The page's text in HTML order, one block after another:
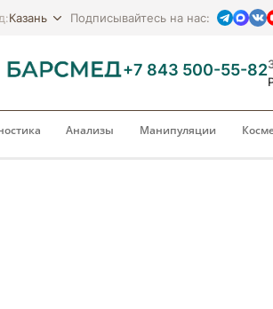
Казань Подписывайтесь на нас:
+7 843 500-55-82
Анализы Манипуляции